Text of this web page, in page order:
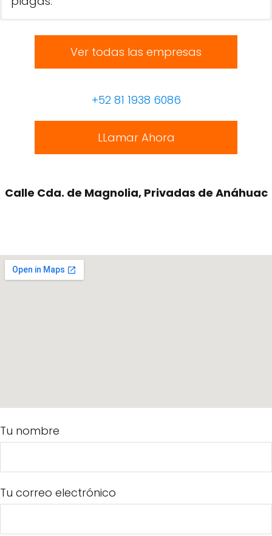
Ver todas las empresas
+52 81 1938 6086
LLamar Ahora
Calle Cda. de Magnolia, Privadas de Anáhuac
Tu nombre
Tu correo electrónico